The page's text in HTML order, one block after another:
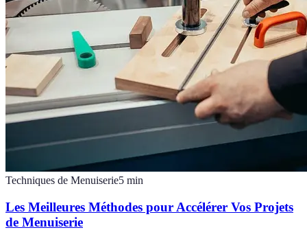
Techniques de Menuiserie5 min
Les Meilleures Méthodes pour Accélérer Vos Projets
de Menuiserie